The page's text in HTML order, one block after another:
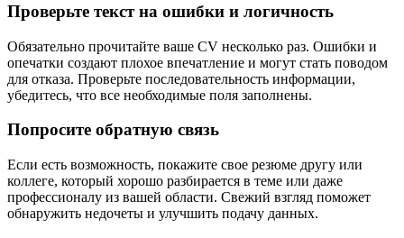
Проверьте текст на ошибки и логичность
Обязательно прочитайте ваше CV несколько раз. Ошибки и
опечатки создают плохое впечатление и могут стать поводом
для отказа. Проверьте последовательность информации,
убедитесь, что все необходимые поля заполнены.
Попросите обратную связь
Если есть возможность, покажите свое резюме другу или
коллеге, который хорошо разбирается в теме или даже
профессионалу из вашей области. Свежий взгляд поможет
обнаружить недочеты и улучшить подачу данных.